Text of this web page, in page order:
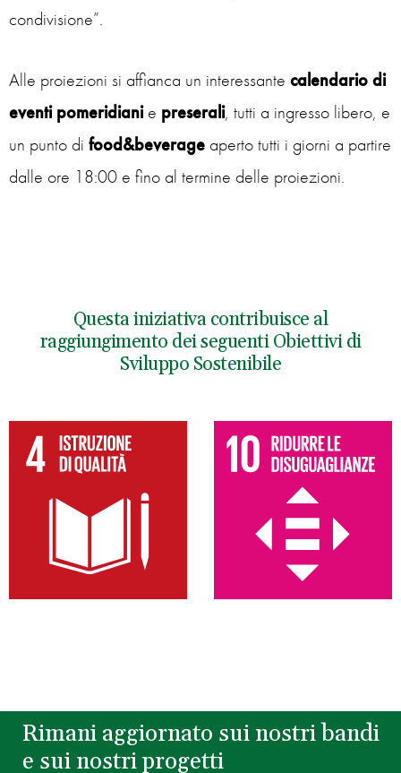
condivisione”.
Alle proiezioni si affianca un interessante calendario di
eventi pomeridianie preserali, tutti a ingresso libero, e
un punto di food&beverage aperto tutti i giorni a partire
dalle ore 18:00 e fino al termine delle proiezioni.
Questa iniziativa contribuisce al
raggiungimento dei seguenti Obiettivi di
Sviluppo Sostenibile
Rimani aggiornato sui nostri bandi
e sui nostri progetti